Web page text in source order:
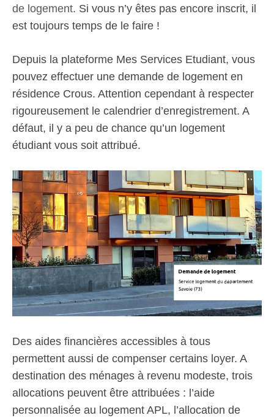
de logement. Si vous n’y êtes pas encore inscrit, il
est toujours temps de le faire !
Depuis la plateforme Mes Services Etudiant, vous
pouvez effectuer une demande de logement en
résidence Crous. Attention cependant à respecter
rigoureusement le calendrier d’enregistrement. A
défaut, il y a peu de chance qu’un logement
étudiant vous soit attribué.
Des aides financières accessibles à tous
permettent aussi de compenser certains loyer. A
destination des ménages à revenu modeste, trois
allocations peuvent être attribuées : l’aide
personnalisée au logement APL, l’allocation de